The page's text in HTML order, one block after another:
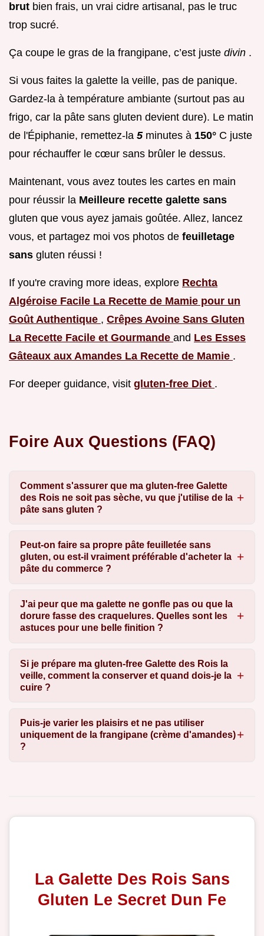
brut bien frais, un vrai cidre artisanal, pas le truc
trop sucré.
Ça coupe le gras de la frangipane, c’est juste divin .
Si vous faites la galette la veille, pas de panique.
Gardez-la à température ambiante (surtout pas au
frigo, car la pâte sans gluten devient dure). Le matin
de l'Épiphanie, remettez-la 5 minutes à 150° C juste
pour réchauffer le cœur sans brûler le dessus.
Maintenant, vous avez toutes les cartes en main
pour réussir la Meilleure recette galette sans
gluten que vous ayez jamais goûtée. Allez, lancez
vous, et partagez moi vos photos de feuilletage
sans gluten réussi !
If you're craving more ideas, explore Rechta
Algéroise Facile La Recette de Mamie pour un
Goût Authentique , Crêpes Avoine Sans Gluten
La Recette Facile et Gourmande and Les Esses
Gâteaux aux Amandes La Recette de Mamie .
For deeper guidance, visit gluten-free Diet .
Foire Aux Questions (FAQ)
Comment s'assurer que ma gluten-free Galette
des Rois ne soit pas sèche, vu que j'utilise de la
pâte sans gluten ?
Peut-on faire sa propre pâte feuilletée sans
gluten, ou est-il vraiment préférable d'acheter la
pâte du commerce ?
J'ai peur que ma galette ne gonfle pas ou que la
dorure fasse des craquelures. Quelles sont les
astuces pour une belle finition ?
Si je prépare ma gluten-free Galette des Rois la
veille, comment la conserver et quand dois-je la
cuire ?
Puis-je varier les plaisirs et ne pas utiliser
uniquement de la frangipane (crème d'amandes)
?
La Galette Des Rois Sans
Gluten Le Secret Dun Fe